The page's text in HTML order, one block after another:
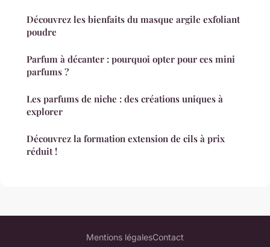
Découvrez les bienfaits du masque argile exfoliant
poudre
Parfum à décanter : pourquoi opter pour ces mini
parfums ?
Les parfums de niche : des créations uniques à
explorer
Découvrez la formation extension de cils à prix
réduit !
Mentions légalesContact